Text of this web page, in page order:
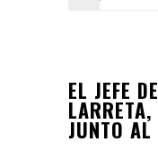
EL JEFE
JUNTO